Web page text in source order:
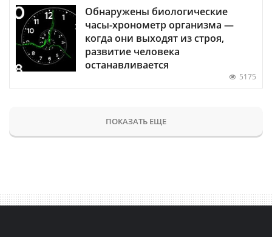
Обнаружены биологические
часы-хронометр организма —
когда они выходят из строя,
развитие человека
останавливается
5175
ПОКАЗАТЬ ЕЩЕ